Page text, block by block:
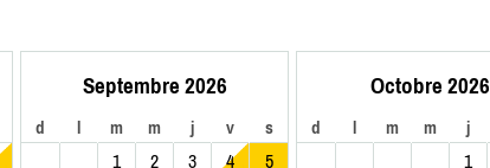
Septembre 2026
d l m m j v s
1 2 3 4
5
Octobre 2026
d l m m j
1